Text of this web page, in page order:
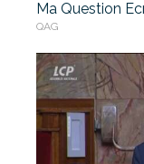
Ma Question
QAG